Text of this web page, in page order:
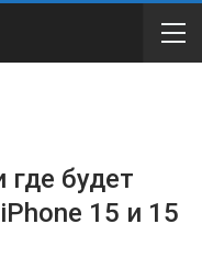
где будет
15 и 15